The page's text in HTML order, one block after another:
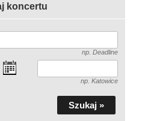
koncertu
np. Deadline
np. Katowice